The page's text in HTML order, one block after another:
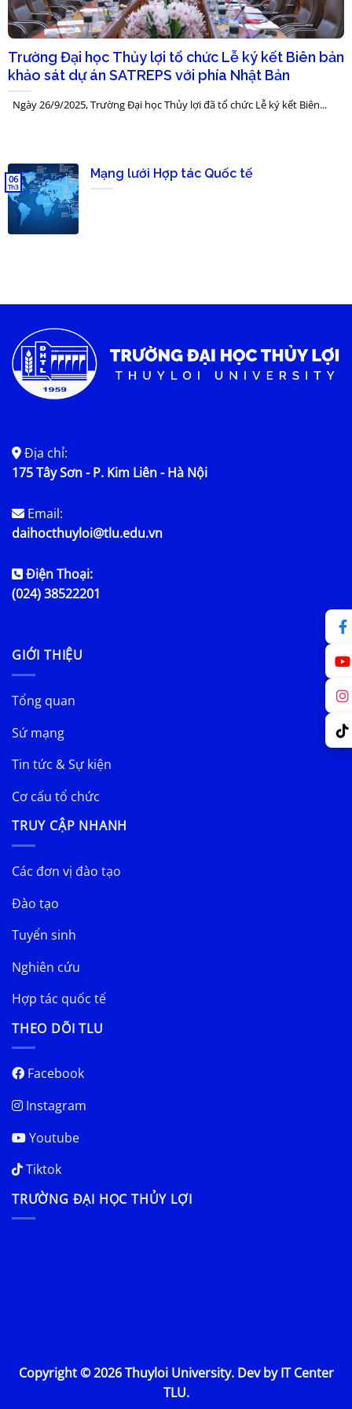
Trường Đại học Thủy lợi tổ chức Lễ ký kết Biên bản
khảo sát dự án SATREPS với phía Nhật Bản
Ngày 26/9/2025, Trường Đại học Thủy lợi đã tổ chức Lễ ký kết Biên...
Mạng lưới Hợp tác Quốc tế
06
Th3
Địa chỉ:
175 Tây Sơn - P. Kim Liên - Hà Nội
Email:
daihocthuyloi@tlu.edu.vn
Điện Thoại:
(024) 38522201
GIỚI THIỆU
Tổng quan
Sứ mạng
Tin tức & Sự kiện
Cơ cấu tổ chức
TRUY CẬP NHANH
Các đơn vị đào tạo
Đào tạo
Tuyển sinh
Nghiên cứu
Hợp tác quốc tế
THEO DÕI TLU
Facebook
Instagram
Youtube
Tiktok
TRƯỜNG ĐẠI HỌC THỦY LỢI
Copyright © 2026 Thuyloi University. Dev by IT Center
TLU.